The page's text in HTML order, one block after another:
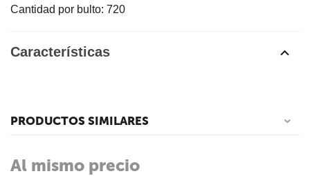
Cantidad por bulto: 720
Características
PRODUCTOS SIMILARES
Al mismo precio